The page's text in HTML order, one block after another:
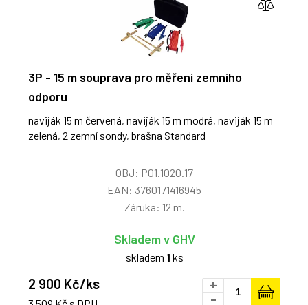
3P - 15 m souprava pro měření zemního
odporu
naviják 15 m červená, naviják 15 m modrá, naviják 15 m
zelená, 2 zemní sondy, brašna Standard
OBJ: P01.1020.17
EAN: 3760171416945
Záruka: 12 m.
Skladem v GHV
skladem 1 ks
2 900 Kč/ks
+
-